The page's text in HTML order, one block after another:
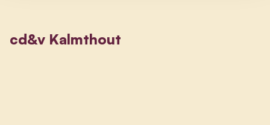
cd&v Kalmthout